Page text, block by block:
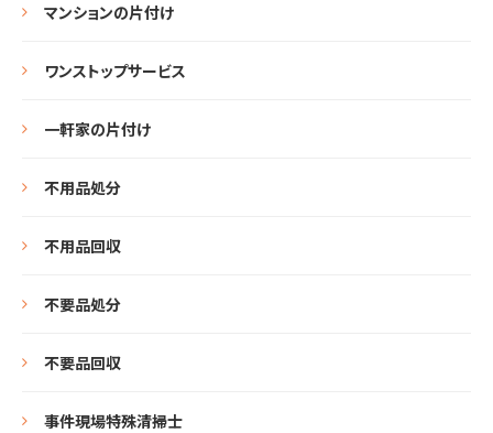
マンションの片付け
ワンストップサービス
一軒家の片付け
不用品処分
不用品回収
不要品処分
不要品回収
事件現場特殊清掃士